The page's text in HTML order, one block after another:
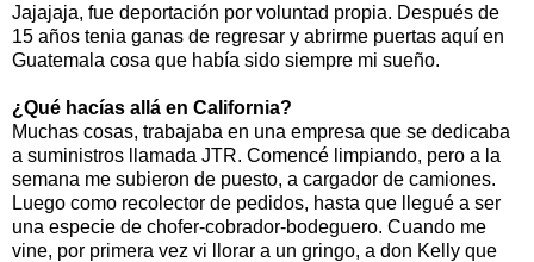
Jajajaja, fue deportación por voluntad propia. Después de
15 años tenia ganas de regresar y abrirme puertas aquí en
Guatemala cosa que había sido siempre mi sueño.
¿Qué hacías allá en California?
Muchas cosas, trabajaba en una empresa que se dedicaba
a suministros llamada JTR. Comencé limpiando, pero a la
semana me subieron de puesto, a cargador de camiones.
Luego como recolector de pedidos, hasta que llegué a ser
una especie de chofer-cobrador-bodeguero. Cuando me
vine, por primera vez vi llorar a un gringo, a don Kelly que